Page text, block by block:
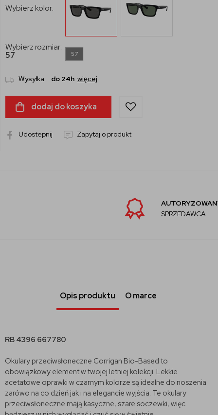
Wybierz kolor:
Wybierz rozmiar:
57
57
Wysyłka: do 24h więcej
dodaj do koszyka
Udostepnij Zapytaj o produkt
AUTORYZOWANY
SPRZEDAWCA
Opis produktu O marce
RB 4396 667780
Okulary przeciwsłoneczne Corrigan Bio-Based to
obowiązkowy element w twojej letniej kolekcji. Lekkie
acetatowe oprawki w czarnym kolorze są idealne do noszenia
zarówo na co dzień jak i na elegancie wyjścia. Te okulary
przeciwsłoneczne mają kasyczne, szare soczewki, więc